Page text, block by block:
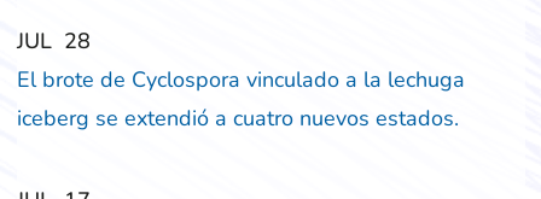
‎‎JUL ‎‎28
El brote de Cyclospora vinculado a la lechuga
iceberg se extendió a cuatro nuevos estados.